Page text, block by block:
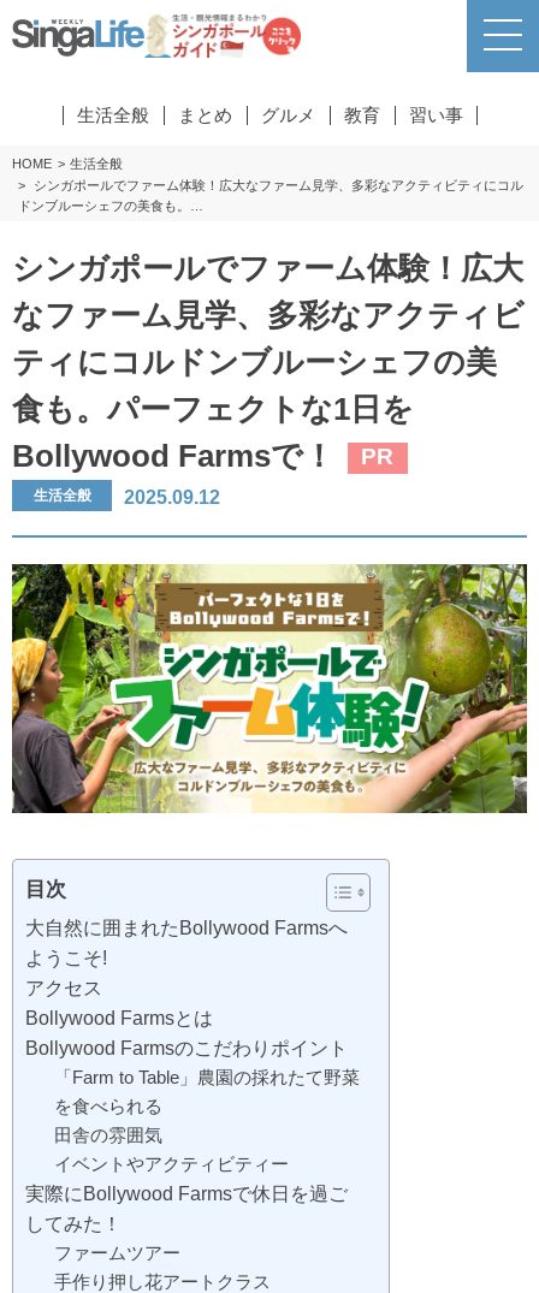
生活全般 まとめ グルメ 教育 習い事
HOME
生活全般
シンガポールでファーム体験！広大なファーム見学、多彩なアクティビティにコル
ドンブルーシェフの美食も。…
シンガポールでファーム体験！広大
なファーム見学、多彩なアクティビ
ティにコルドンブルーシェフの美
食も。パーフェクトな1日を
Bollywood Farmsで！
PR
生活全般 2025.09.12
目次
大自然に囲まれたBollywood Farmsへ
ようこそ!
アクセス
Bollywood Farmsとは
Bollywood Farmsのこだわりポイント
「Farm to Table」農園の採れたて野菜
を食べられる
田舎の雰囲気
イベントやアクティビティー
実際にBollywood Farmsで休日を過ご
してみた！
ファームツアー
手作り押し花アートクラス